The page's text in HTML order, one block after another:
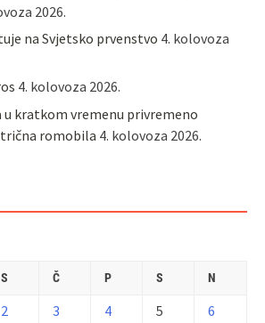
2026.
na Svjetsko prvenstvo 4. kolovoza
4. kolovoza 2026.
kratkom vremenu privremeno
romobila 4. kolovoza 2026.
S Č P S N
2 3 4 5
6